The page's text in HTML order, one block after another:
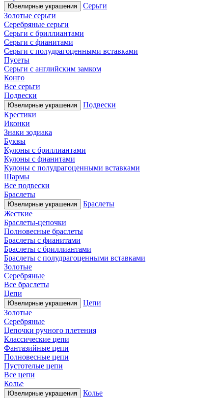
Ювелирные украшения
Серьги
Золотые серьги
Серебряные серьги
Серьги с бриллиантами
Серьги с фианитами
Серьги с полудрагоценными вставками
Пусеты
Серьги с английским замком
Конго
Все серьги
Подвески
Ювелирные украшения
Подвески
Крестики
Иконки
Знаки зодиака
Буквы
Кулоны с бриллиантами
Кулоны с фианитами
Кулоны с полудрагоценными вставками
Шармы
Все подвески
Браслеты
Ювелирные украшения
Браслеты
Жесткие
Браслеты-цепочки
Полновесные браслеты
Браслеты с фианитами
Браслеты с бриллиантами
Браслеты с полудрагоценными вставками
Золотые
Серебряные
Все браслеты
Цепи
Ювелирные украшения
Цепи
Золотые
Серебряные
Цепочки ручного плетения
Классические цепи
Фантазийные цепи
Полновесные цепи
Пустотелые цепи
Все цепи
Колье
Ювелирные украшения
Колье